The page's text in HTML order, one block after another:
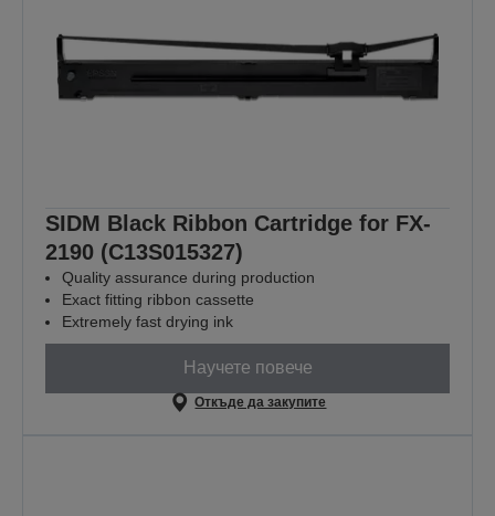
SIDM Black Ribbon Cartridge for FX-
2190 (C13S015327)
Quality assurance during production
Exact fitting ribbon cassette
Extremely fast drying ink
Научете повече
Откъде да закупите